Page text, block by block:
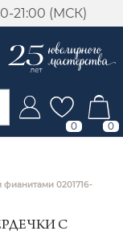
21:00 (МСК)
0 0
0201716-
С